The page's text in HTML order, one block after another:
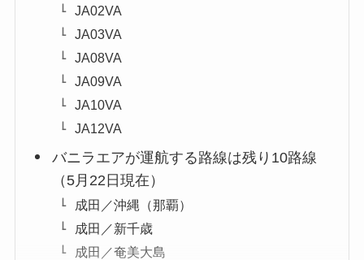
JA02VA
JA03VA
JA08VA
JA09VA
JA10VA
JA12VA
バニラエアが運航する路線は残り10路線
（5月22日現在）
成田／沖縄（那覇）
成田／新千歳
成田／奄美大島